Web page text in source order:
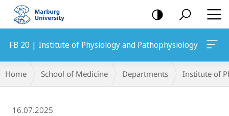
mobile
navigation
FB 20 | Institute of Physiology and Pathophysiology
Breadcrumb-
Navigation
Home School of Medicine Departments Institute of
16.07.2025